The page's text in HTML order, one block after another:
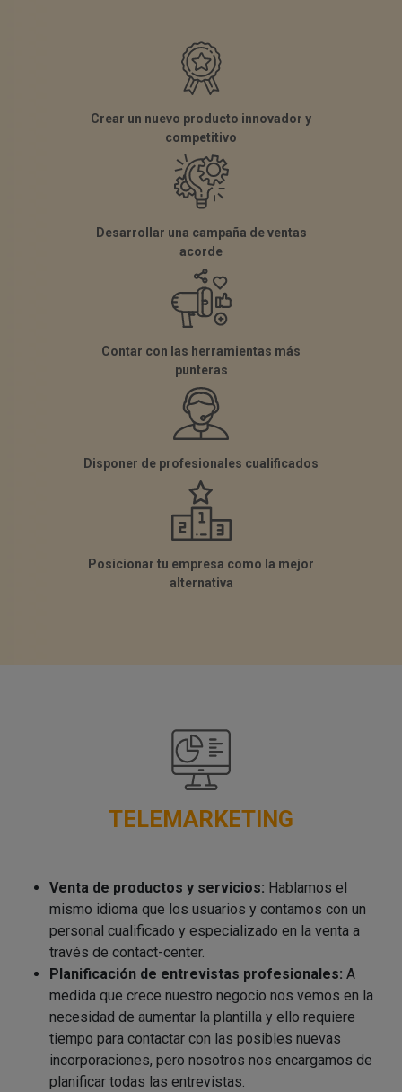
Crear un nuevo producto innovador y
competitivo
Desarrollar una campaña de ventas
acorde
Contar con las herramientas más
punteras
Disponer de profesionales cualificados
Posicionar tu empresa como la mejor
alternativa
TELEMARKETING
Venta de productos y servicios: Hablamos el
mismo idioma que los usuarios y contamos con un
personal cualificado y especializado en la venta a
través de contact-center.
Planificación de entrevistas profesionales: A
medida que crece nuestro negocio nos vemos en la
necesidad de aumentar la plantilla y ello requiere
tiempo para contactar con las posibles nuevas
incorporaciones, pero nosotros nos encargamos de
planificar todas las entrevistas.